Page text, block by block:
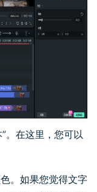
”。在这里，您可以
。如果您觉得文字